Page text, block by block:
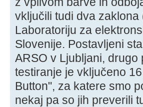
vključili tudi dva
Laboratoriju za
Slovenije. Postavljeni
ARSO v Ljubljani,
testiranje je vključeno
Button", za katere smo
nekaj pa so jih preverili